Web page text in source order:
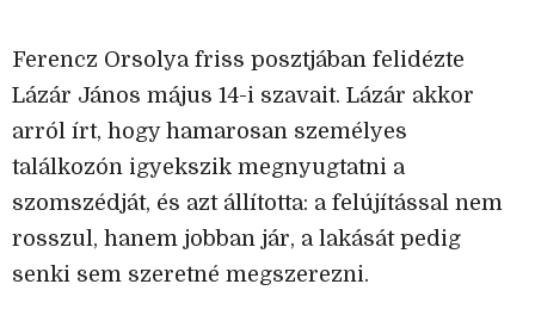
Ferencz Orsolya friss posztjában felidézte
Lázár János május 14-i szavait. Lázár akkor
arról írt, hogy hamarosan személyes
találkozón igyekszik megnyugtatni a
szomszédját, és azt állította: a felújítással nem
rosszul, hanem jobban jár, a lakását pedig
senki sem szeretné megszerezni.